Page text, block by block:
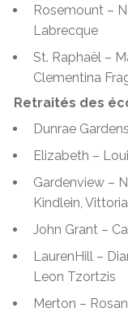
Rosemount –
Labrecque
St. Raphaël –
Clementina
Retraités des
Dunrae
Elizabeth –
Gardenview –
Kindlein,
John Grant –
LaurenHill –
Leon Tzortzis
Merton –